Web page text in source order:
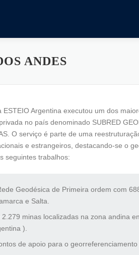
ANDES
ESTEIO Argentina executou um dos
no país denominado SUBRED
O serviço é parte de uma
e estrangeiros, destacando-se o
seguintes trabalhos:
Geodésica de Primeira ordem com
e Salta.
minas localizadas na zona andina
).
de apoio para o